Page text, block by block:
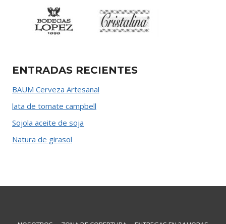
ENTRADAS RECIENTES
BAUM Cerveza Artesanal
lata de tomate campbell
Sojola aceite de soja
Natura de girasol